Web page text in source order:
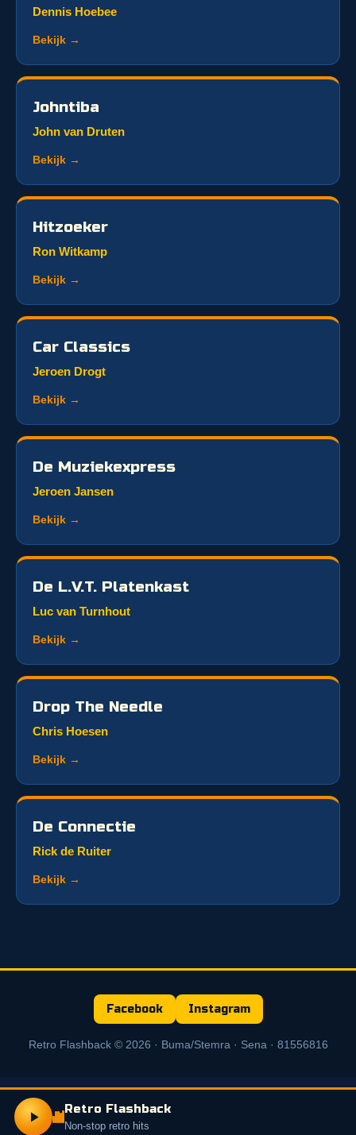
Dennis Hoebee
Bekijk →
Johntiba
John van Druten
Bekijk →
Hitzoeker
Ron Witkamp
Bekijk →
Car Classics
Jeroen Drogt
Bekijk →
De Muziekexpress
Jeroen Jansen
Bekijk →
De L.V.T. Platenkast
Luc van Turnhout
Bekijk →
Drop The Needle
Chris Hoesen
Bekijk →
De Connectie
Rick de Ruiter
Bekijk →
Facebook Instagram
Retro Flashback © 2026 · Buma/Stemra · Sena · 81556816
Retro Flashback
Non-stop retro hits